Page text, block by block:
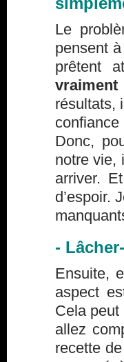
Le
pensent
prêtent
vraiment
résultats,
Donc,
notre vie,
arriver.
d’espoir.
-
Ensuite,
aspect
Cela peut
allez
recette